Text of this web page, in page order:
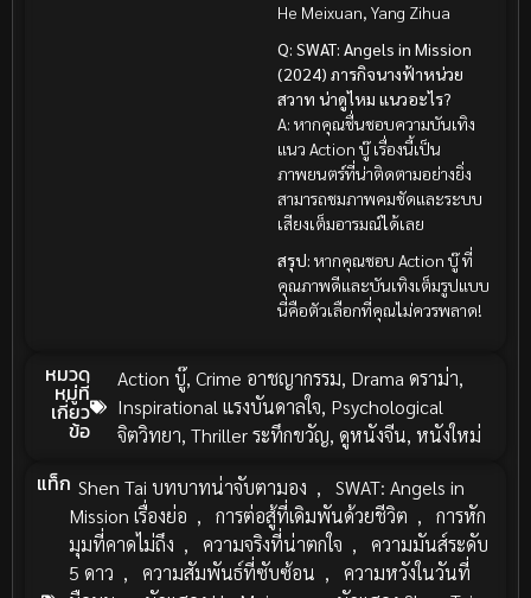
He Meixuan, Yang Zihua
Q: SWAT: Angels in Mission
(2024) ภารกิจนางฟ้าหน่วย
สวาท น่าดูไหม แนวอะไร?
A: หากคุณชื่นชอบความบันเทิง
แนว Action บู๊ เรื่องนี้เป็น
ภาพยนตร์ที่น่าติดตามอย่างยิ่ง
สามารถชมภาพคมชัดและระบบ
เสียงเต็มอารมณ์ได้เลย
สรุป: หากคุณชอบ Action บู๊ ที่
คุณภาพดีและบันเทิงเต็มรูปแบบ
นี่คือตัวเลือกที่คุณไม่ควรพลาด!
หมวด
หมู่ที่
เกี่ยว
ข้อ
Action บู๊, Crime อาชญากรรม, Drama ดราม่า,
Inspirational แรงบันดาลใจ, Psychological
จิตวิทยา, Thriller ระทึกขวัญ, ดูหนังจีน, หนังใหม่
แท็ก Shen Tai บทบาทน่าจับตามอง ,
SWAT: Angels in
Mission เรื่องย่อ , การต่อสู้ที่เดิมพันด้วยชีวิต ,
การหัก
มุมที่คาดไม่ถึง , ความจริงที่น่าตกใจ ,
ความมันส์ระดับ
5 ดาว , ความสัมพันธ์ที่ซับซ้อน ,
ความหวังในวันที่